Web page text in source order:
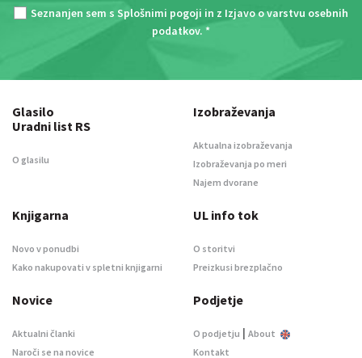
Seznanjen sem s Splošnimi pogoji in z Izjavo o varstvu osebnih
podatkov. *
Glasilo
Uradni list RS
O glasilu
Izobraževanja
Aktualna izobraževanja
Izobraževanja po meri
Najem dvorane
Knjigarna
Novo v ponudbi
Kako nakupovati v spletni knjigarni
UL info tok
O storitvi
Preizkusi brezplačno
Novice
Aktualni članki
Naroči se na novice
Podjetje
O podjetju | About
Kontakt